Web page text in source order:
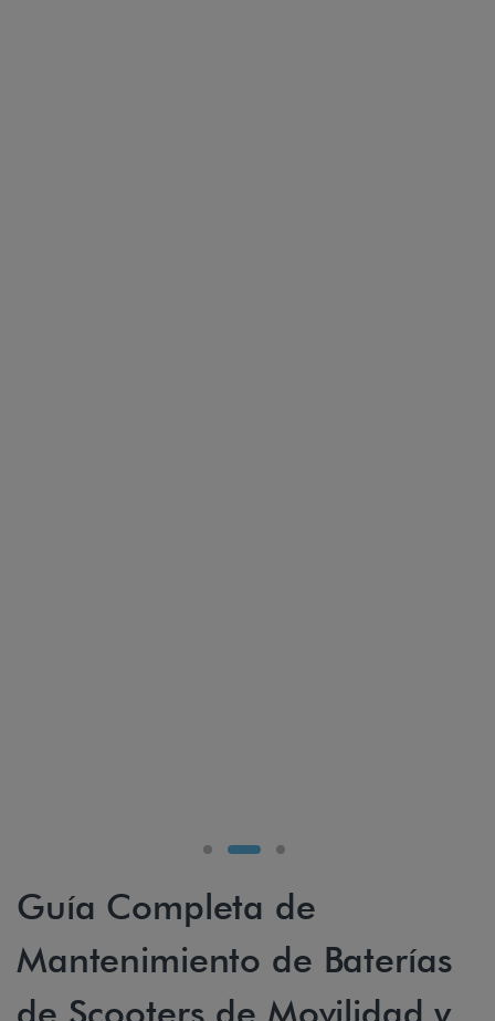
Guía Completa de
Mantenimiento de Baterías
de Scooters de Movilidad y